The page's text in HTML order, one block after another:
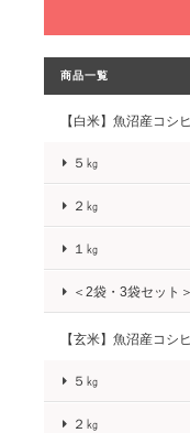
商品一覧
【白米】魚沼産コシ
５㎏
２㎏
１㎏
＜2袋・3袋セット＞
【玄米】魚沼産コシ
５㎏
２㎏